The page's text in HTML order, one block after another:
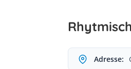
Adresse: